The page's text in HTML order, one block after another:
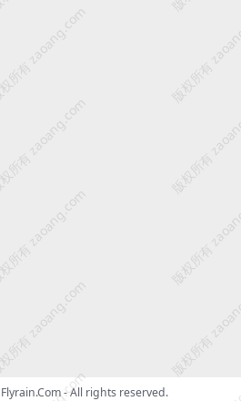
Flyrain.Com- All rights reserved.
版权所有 zaoang.com
版权所
版权所有 zaoang.com
版权所
版权所有 zaoang.com
版权所
版权所有 zaoang.com
版权所